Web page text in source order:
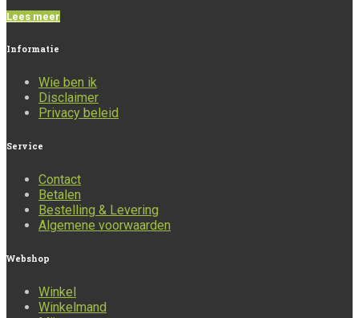
Lees meer
Informatie
Wie ben ik
Disclaimer
Privacy beleid
Service
Contact
Betalen
Bestelling & Levering
Algemene voorwaarden
Webshop
Winkel
Winkelmand